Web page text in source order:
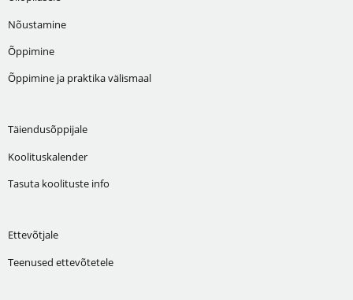
Nõustamine
Õppimine
Õppimine ja praktika välismaal
Täiendusõppijale
Koolituskalender
Tasuta koolituste info
Ettevõtjale
Teenused ettevõtetele